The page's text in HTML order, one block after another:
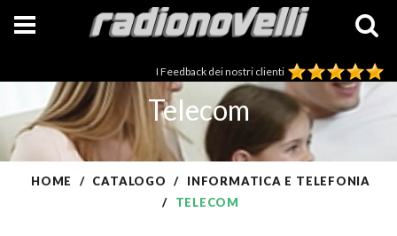
I Feedback dei nostri clienti
Telecom
HOME CATALOGO
INFORMATICA E TELEFONIA
TELECOM